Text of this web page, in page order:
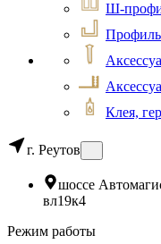
Ш-
Профиль
Клея,
г. Реутов
шоссе
вл19к4
Режим работы